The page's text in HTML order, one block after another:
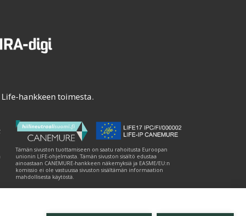
hankkeen toimesta.
Tämän sivuston tuottamiseen on saatu rahoitusta Euroopan
unionin LIFE-ohjelmasta. Tämän sivuston sisältö edustaa
ainoastaan CANEMURE-hankkeen näkemyksiä ja EASME/EU:n
komissio ei ole vastuussa sivuston sisältämän informaation
mahdollisesta käytöstä.